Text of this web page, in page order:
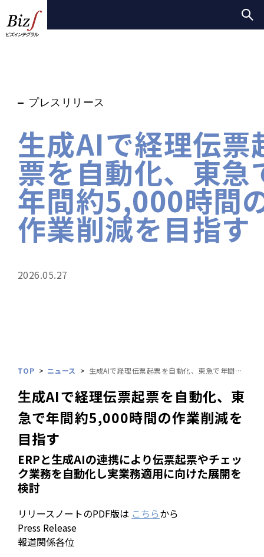
プレスリリース
生成AIで経理伝票
票を自動化、東急
年間約5,000時間
作業削減を目指す
2026.05.27
TOP ニュース 生成AIで経理伝票起票を自動化、東急で年間約5,000時間の作業削減を目指す
生成AIで経理伝票起票を自動化、東
急で年間約5,000時間の作業削減を
目指す
ERPと生成AIの連携により伝票起票やチェッ
ク業務を自動化し実業務適用に向けた展開を
検討
リリースノートのPDF版は こちらから
Press Release
報道関係各位